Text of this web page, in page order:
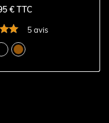
€ TTC
5 avis